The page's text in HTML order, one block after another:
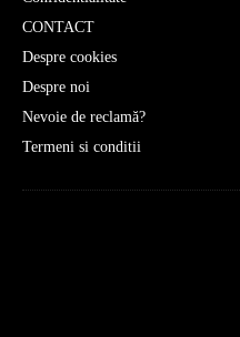
CONTACT
Despre cookies
Despre noi
Nevoie de reclamă?
Termeni si conditii